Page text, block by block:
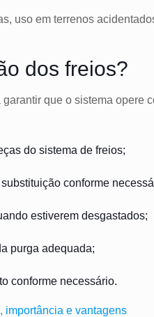
uso em terrenos
dos freios?
que o sistema
do sistema de freios;
conforme
estiverem desgastados;
purga adequada;
conforme necessário.
importância e vantagens